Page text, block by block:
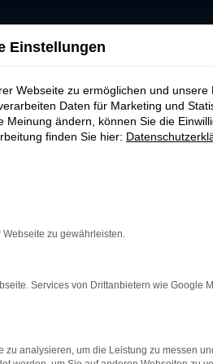
Sie Wert auf Qualität,
Audi-Q8 Gebrauchtwagen,
bei der Auswahl
Sie sicher sein können, ein
und
nur einfach, sondern auch
bis zur
freuen uns auf Ihre Anfrage!
Einstellungen
Webseite zu ermöglichen und unsere
Daten für Marketing und
ändern, können Sie die
finden Sie hier:
zu gewährleisten.
Services von Drittanbietern wie Google
analysieren, um die Leistung zu messen